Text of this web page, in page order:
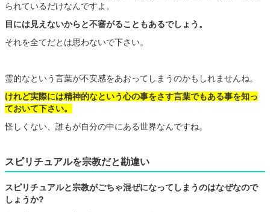
られているだけなんですよ。
目には見えないからと不審がることもあるでしょう。
それを全てだとは思わないで下さい。
霊的なという言葉が不安感をあおってしまうのかもしれませんね。
けれど実際には精神的なという心の事をさす言葉でもある事を知っ
ておいて下さい。
怪しくない、誰もが自分の中にある世界なんですね。
スピリチュアルを宗教だと勘違い
スピリチュアルと宗教がごちゃ混ぜになってしまうのはなぜなので
しょうか?